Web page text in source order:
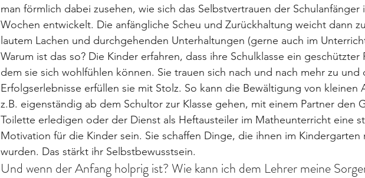
man förmlich dabei zusehen, wie sich das Selbstvertrauen der Schulanfänger
Wochen entwickelt. Die anfängliche Scheu und Zurückhaltung weicht dann
lautem Lachen und durchgehenden Unterhaltungen (gerne auch im
Warum ist das so? Die Kinder erfahren, dass ihre Schulklasse ein geschützter
dem sie sich wohlfühlen können. Sie trauen sich nach und nach mehr zu und
Erfolgserlebnisse erfüllen sie mit Stolz. So kann die Bewältigung von kleinen
z.B. eigenständig ab dem Schultor zur Klasse gehen, mit einem Partner den
Toilette erledigen oder der Dienst als Heftausteiler im Matheunterricht eine
Motivation für die Kinder sein. Sie schaffen Dinge, die ihnen im Kindergarten
wurden. Das stärkt ihr Selbstbewusstsein.
Und wenn der Anfang holprig ist? Wie kann ich dem Lehrer meine